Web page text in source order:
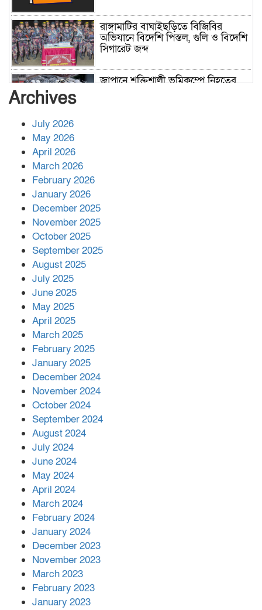
রাঙ্গামাটির বাঘাইছড়িতে বিজিবির
অভিযানে বিদেশি পিস্তল, গুলি ও বিদেশি
সিগারেট জব্দ
জাপানে শক্তিশালী ভূমিকম্পে নিহতের
পর ফোন তারেক রহমানের,গ্যাস সঙ্কট
সহায়তা দিলেন সাচিং প্রু জেরী
Archives
July 2026
May 2026
April 2026
March 2026
February 2026
January 2026
December 2025
November 2025
October 2025
September 2025
August 2025
July 2025
June 2025
May 2025
April 2025
March 2025
February 2025
January 2025
December 2024
November 2024
October 2024
September 2024
August 2024
July 2024
June 2024
May 2024
April 2024
March 2024
February 2024
January 2024
December 2023
November 2023
March 2023
February 2023
January 2023